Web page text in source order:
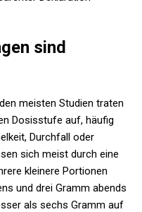
sind
meisten Studien traten
Dosisstufe auf, häufig
Durchfall oder
sich meist durch eine
kleinere Portionen
und drei Gramm abends
als sechs Gramm auf